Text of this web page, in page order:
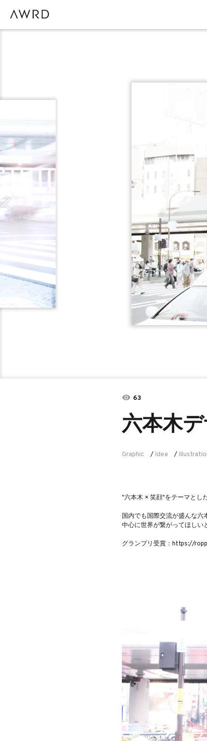
63
六本木
Graphic / Idea /
"六本木 × 笑顔"をテーマとし
国内でも国際交流が盛んな
中心に世界が繋がってほしい
グランプリ受賞：https://